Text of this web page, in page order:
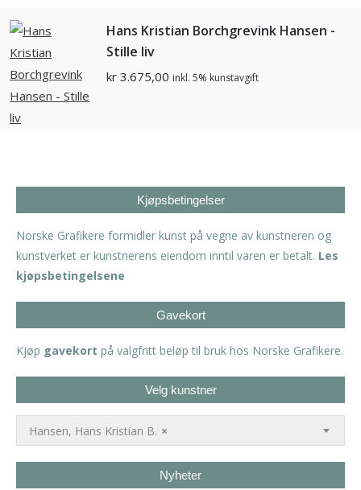
Hans Kristian Borchgrevink Hansen -
Stille liv
kr 3.675,00 inkl. 5% kunstavgift
Kjøpsbetingelser
Norske Grafikere formidler kunst på vegne av kunstneren og
kunstverket er kunstnerens eiendom inntil varen er betalt. Les
kjøpsbetingelsene
Gavekort
Kjøp gavekort på valgfritt beløp til bruk hos Norske Grafikere.
Velg kunstner
×
Hansen, Hans Kristian B.
Nyheter